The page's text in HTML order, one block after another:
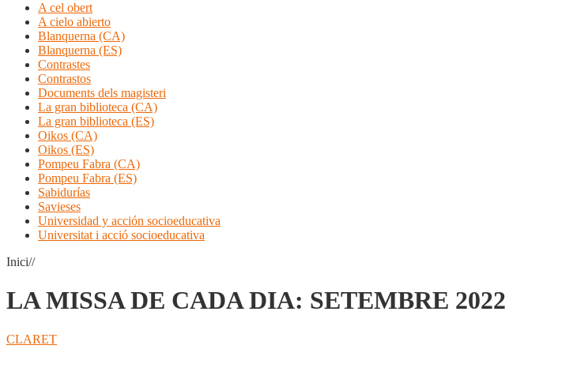
A cel obert
A cielo abierto
Blanquerna (CA)
Blanquerna (ES)
Contrastes
Contrastos
Documents dels magisteri
La gran biblioteca (CA)
La gran biblioteca (ES)
Oikos (CA)
Oikos (ES)
Pompeu Fabra (CA)
Pompeu Fabra (ES)
Sabidurías
Savieses
Universidad y acción socioeducativa
Universitat i acció socioeducativa
Inici//
LA MISSA DE CADA DIA: SETEMBRE 2022
CLARET